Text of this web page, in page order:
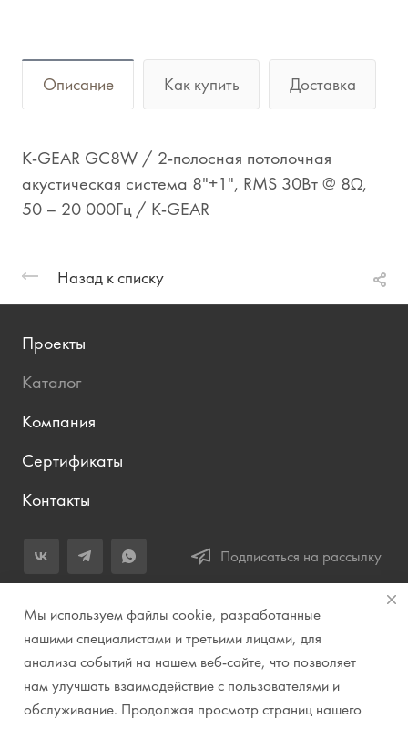
Описание Как купить Доставка
K-GEAR GC8W / 2-полосная потолочная
акустическая система 8"+1", RMS 30Вт @ 8Ω,
50 – 20 000Гц / K-GEAR
Назад к списку
Проекты
Каталог
Компания
Сертификаты
Контакты
Подписаться на рассылку
+7 (343) 283-04-11
Заказать звонок
info@prirodazvuka.ru
620144, г. Екатеринбург, ул. Хохрякова, д. 98, салон 27, ТЦ
«Весенний», 2 этаж, Центральный вход с ул. Куйбышева
Мы используем файлы cookie, разработанные
нашими специалистами и третьими лицами, для
анализа событий на нашем веб-сайте, что позволяет
нам улучшать взаимодействие с пользователями и
обслуживание. Продолжая просмотр страниц нашего